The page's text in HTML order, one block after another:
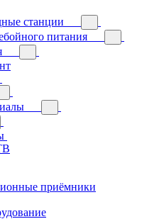
станции
питания
приёмники